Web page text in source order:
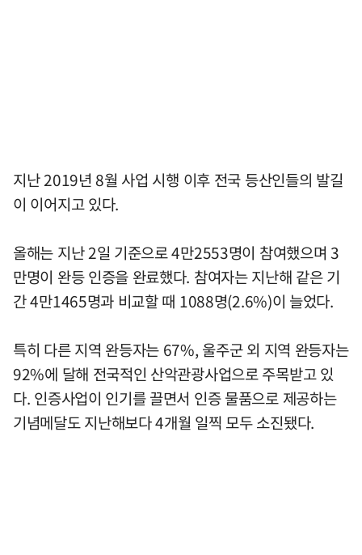
지난 2019년 8월 사업 시행 이후 전국 등산인들의 발길
이 이어지고 있다.
올해는 지난 2일 기준으로 4만2553명이 참여했으며 3
만명이 완등 인증을 완료했다. 참여자는 지난해 같은 기
간 4만1465명과 비교할 때 1088명(2.6%)이 늘었다.
특히 다른 지역 완등자는 67%, 울주군 외 지역 완등자는
92%에 달해 전국적인 산악관광사업으로 주목받고 있
다. 인증사업이 인기를 끌면서 인증 물품으로 제공하는
기념메달도 지난해보다 4개월 일찍 모두 소진됐다.